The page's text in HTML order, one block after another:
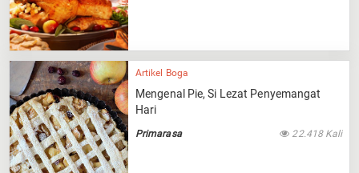
Artikel Boga
Mengenal Pie, Si Lezat Penyemangat
Hari
Primarasa 22.418 Kali